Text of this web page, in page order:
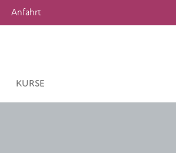
Anfahrt
KURSE